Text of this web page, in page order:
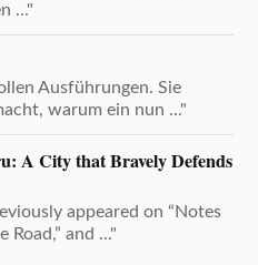
..."
Ausführungen. Sie
warum ein nun ..."
A City that Bravely Defends
appeared on “Notes
and ..."